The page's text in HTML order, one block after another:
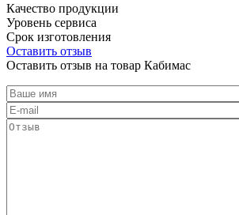
Качество продукции
Уровень сервиса
Срок изготовления
Оставить отзыв
Оставить отзыв на товар Кабимас